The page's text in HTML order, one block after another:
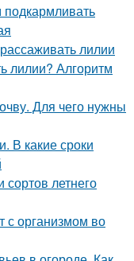
лилии
лилии? Алгоритм
Для чего нужны
В какие сроки
летнего
с организмом во